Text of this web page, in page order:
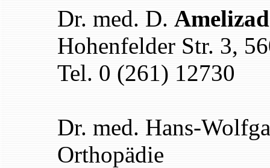
Dr. med. D.
Hohenfelder Str. 3,
Tel. 0 (261) 12730
Dr. med. Hans-
Orthopädie